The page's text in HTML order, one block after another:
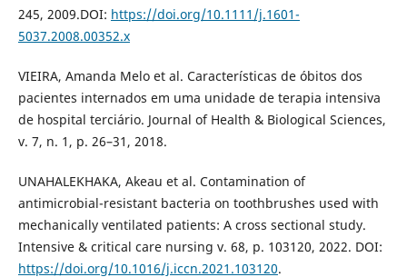
245, 2009.DOI: https://doi.org/10.1111/j.1601-
5037.2008.00352.x
VIEIRA, Amanda Melo et al. Características de óbitos dos
pacientes internados em uma unidade de terapia intensiva
de hospital terciário. Journal of Health & Biological Sciences,
v. 7, n. 1, p. 26–31, 2018.
UNAHALEKHAKA, Akeau et al. Contamination of
antimicrobial-resistant bacteria on toothbrushes used with
mechanically ventilated patients: A cross sectional study.
Intensive & critical care nursing v. 68, p. 103120, 2022. DOI:
https://doi.org/10.1016/j.iccn.2021.103120.